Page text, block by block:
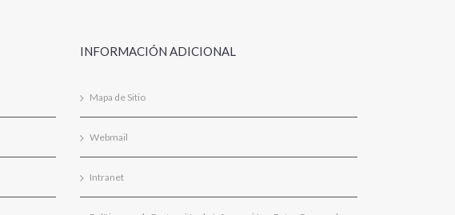
INFORMACIÓN ADICIONAL
Mapa de Sitio
Webmail
Intranet